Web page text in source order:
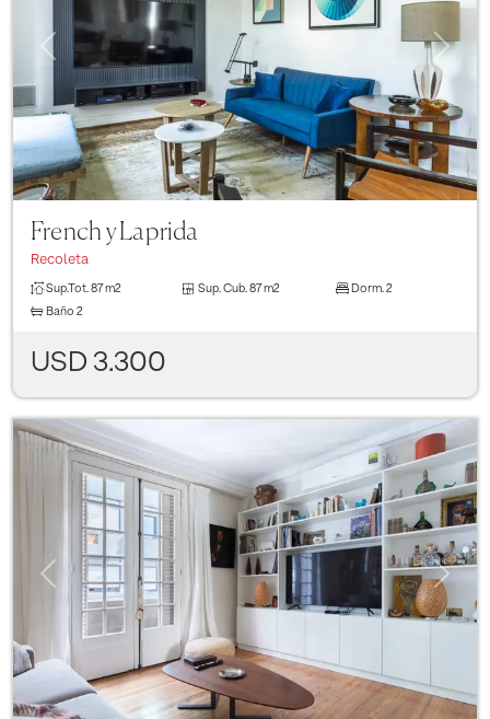
Previous
French y Laprida
Recoleta
Sup.Tot. 87 m2 Sup. Cub. 87 m2 Dorm. 2
Baño 2
USD 3.300
Previous Next